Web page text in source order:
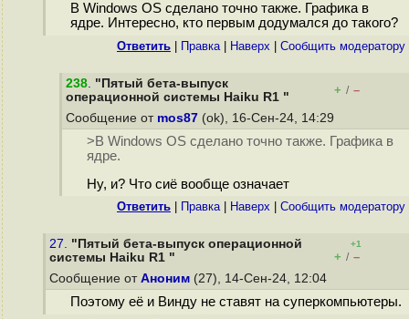
В Windows OS сделано точно также. Графика в
ядре. Интересно, кто первым додумался до такого?
Ответить Правка| Наверх Cообщить модератору
238. "Пятый бета-выпуск
операционной системы Haiku R1 "
+ / –
Сообщение от mos87 (ok), 16-Сен-24, 14:29
>В Windows OS сделано точно также. Графика в
ядре.
Ну, и? Что сиё вообще означает
Ответить Правка| Наверх Cообщить модератору
27. "Пятый бета-выпуск операционной
системы Haiku R1 "
+1
+ / –
Сообщение от Аноним (27), 14-Сен-24, 12:04
Поэтому её и Винду не ставят на суперкомпьютеры.